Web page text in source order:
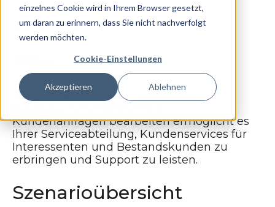
einzelnes Cookie wird in Ihrem Browser gesetzt,
um daran zu erinnern, dass Sie nicht nachverfolgt
werden möchten.
Cookie-Einstellungen
Akzeptieren Ablehnen
Bradler GmbH
Das
SAP Business
Kundenanfragen bearbeiten ermöglicht es
Ihrer Serviceabteilung, Kundenservices für
Interessenten und Bestandskunden zu
erbringen und Support zu leisten.
Szenarioübersicht